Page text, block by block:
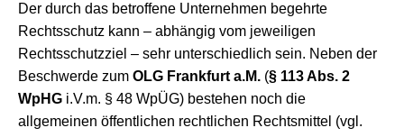
Der durch das betroffene Unternehmen begehrte
Rechtsschutz kann – abhängig vom jeweiligen
Rechtsschutzziel – sehr unterschiedlich sein. Neben der
Beschwerde zum OLG Frankfurt a.M. (§ 113 Abs. 2
WpHG i.V.m. § 48 WpÜG) bestehen noch die
allgemeinen öffentlichen rechtlichen Rechtsmittel (vgl.